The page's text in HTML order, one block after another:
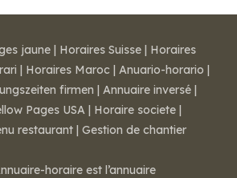
jaune | Horaires Suisse | Horaires
| Horaires Maroc | Anuario-horario |
firmen | Annuaire inversé |
Pages USA | Horaire societe |
restaurant | Gestion de chantier
horaire est l’annuaire